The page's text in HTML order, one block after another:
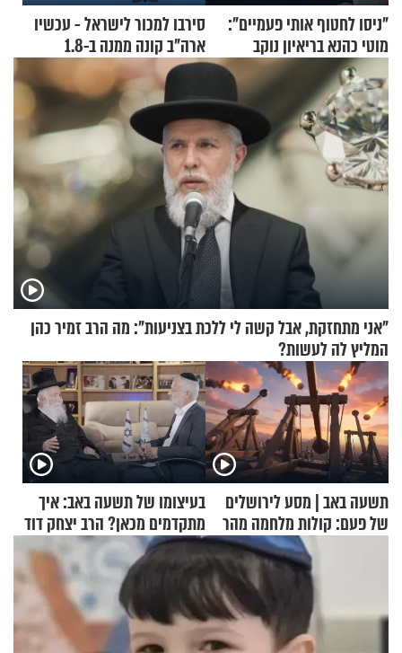
"ניסו לחטוף אותי פעמיים":
מוטי כהנא בריאיון נוקב
סירבו למכור לישראל - עכשיו
ארה"ב קונה ממנה ב-1.8
מיליארד דולר
"אני מתחזקת, אבל קשה לי ללכת בצניעות": מה הרב זמיר כהן
המליץ לה לעשות?
תשעה באב | מסע לירושלים
של פעם: קולות מלחמה מהר
בעיצומו של תשעה באב: איך
מתקדמים מכאן? הרב יצחק דוד
גרוסמן בשיחה מיוחדת